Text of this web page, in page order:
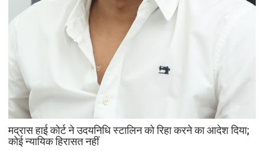
मद्रास हाई कोर्ट ने उदयनिधि स्टालिन को रिहा करने का आदेश दिया;
कोई न्यायिक हिरासत नहीं